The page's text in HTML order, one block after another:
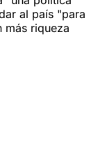
al país "para
más riqueza